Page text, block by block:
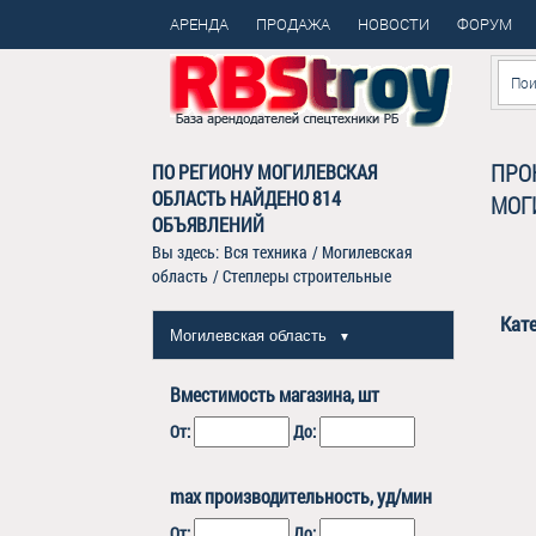
АРЕНДА ПРОДАЖА НОВОСТИ ФОРУМ
ПО РЕГИОНУ МОГИЛЕВСКАЯ
ОБЛАСТЬ НАЙДЕНО814
ОБЪЯВЛЕНИЙ
Вы здесь: Вся техника / Могилевская
область /Степлеры строительные
Могилевская область ▼
Вместимость магазина, шт
От: До:
max производительность, уд/мин